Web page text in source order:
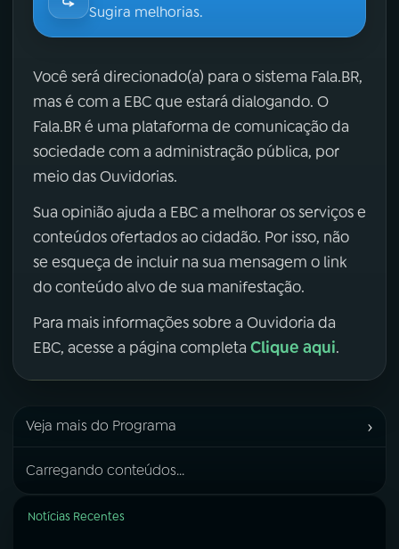
Sugira melhorias.
Você será direcionado(a) para o sistema Fala.BR,
mas é com a EBC que estará dialogando. O
Fala.BR é uma plataforma de comunicação da
sociedade com a administração pública, por
meio das Ouvidorias.
Sua opinião ajuda a EBC a melhorar os serviços e
conteúdos ofertados ao cidadão. Por isso, não
se esqueça de incluir na sua mensagem o link
do conteúdo alvo de sua manifestação.
Para mais informações sobre a Ouvidoria da
EBC, acesse a página completa Clique aqui.
Veja mais do Programa ›
Carregando conteúdos...
Notícias Recentes